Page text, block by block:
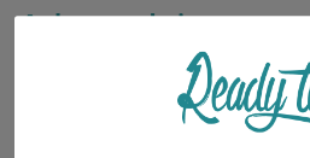
Auberges de jeunesses
Tout comme les campings, les
économique pour un bon
auberges de jeunesse